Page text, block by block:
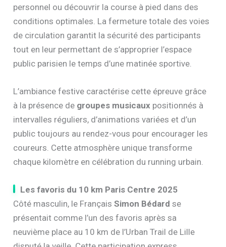
personnel ou découvrir la course à pied dans des
conditions optimales. La fermeture totale des voies
de circulation garantit la sécurité des participants
tout en leur permettant de s’approprier l’espace
public parisien le temps d’une matinée sportive.
L’ambiance festive caractérise cette épreuve grâce
à la présence de groupes musicaux positionnés à
intervalles réguliers, d’animations variées et d’un
public toujours au rendez-vous pour encourager les
coureurs. Cette atmosphère unique transforme
chaque kilomètre en célébration du running urbain.
Les favoris du 10 km Paris Centre 2025
Côté masculin, le FrançaisSimon Bédard se
présentait comme l’un des favoris après sa
neuvième place au 10 km de l’Urban Trail de Lille